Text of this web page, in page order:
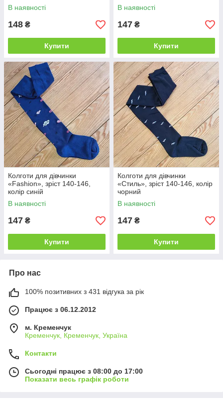
В наявності
148 ₴
Купити
В наявності
147 ₴
Купити
Колготи для дівчинки
«Fashion», зріст 140-146,
колір синій
В наявності
147 ₴
Купити
Колготи для дівчинки
«Стиль», зріст 140-146, колір
чорний
В наявності
147 ₴
Купити
Про нас
100% позитивних з 431 відгука за рік
Працює з 06.12.2012
м. Кременчук
Кременчук, Кременчук, Україна
Контакти
Сьогодні працює з 08:00 до 17:00
Показати весь графік роботи